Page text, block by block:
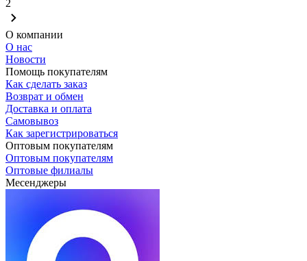
2
О компании
О нас
Новости
Помощь покупателям
Как сделать заказ
Возврат и обмен
Доставка и оплата
Самовывоз
Как зарегистрироваться
Оптовым покупателям
Оптовым покупателям
Оптовые филиалы
Месенджеры